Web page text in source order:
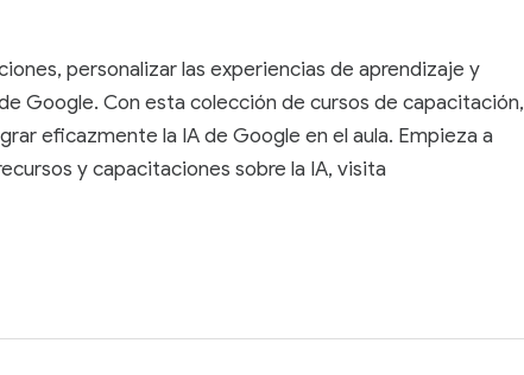
personalizar las experiencias de aprendizaje y
Google. Con esta colección de cursos de capacitación,
eficazmente la IA de Google en el aula. Empieza a
y capacitaciones sobre la IA, visita